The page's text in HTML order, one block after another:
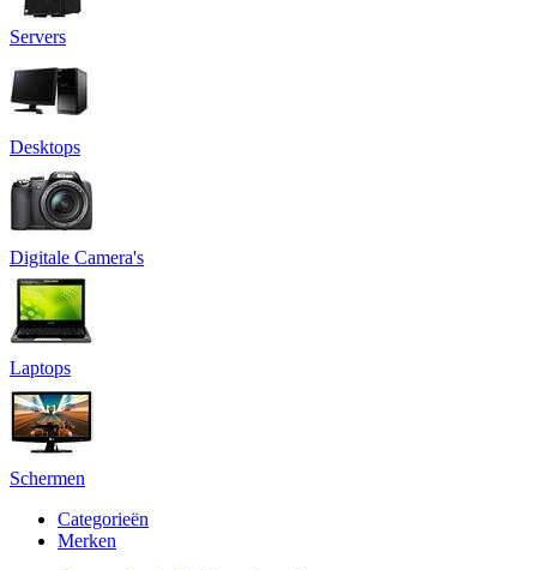
Servers
Desktops
Digitale Camera's
Laptops
Schermen
Categorieën
Merken